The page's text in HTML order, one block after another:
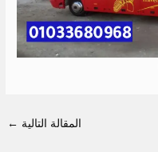
المقالة التالية ←